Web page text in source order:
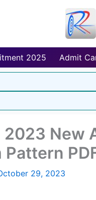
2025 Admit
New
Pattern
29, 2023